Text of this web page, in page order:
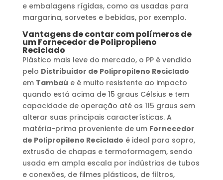
e embalagens rígidas, como as usadas para
margarina, sorvetes e bebidas, por exemplo.
Vantagens de contar com polímeros de
umFornecedor de Polipropileno
Reciclado
Plástico mais leve do mercado, o PP é vendido
pelo Distribuidor de Polipropileno Reciclado
em Tambaú e é muito resistente ao impacto
quando está acima de 15 graus Célsius e tem
capacidade de operação até os 115 graus sem
alterar suas principais características. A
matéria-prima proveniente de um Fornecedor
de Polipropileno Reciclado é ideal para sopro,
extrusão de chapas e termoformagem, sendo
usada em ampla escala por indústrias de tubos
e conexões, de filmes plásticos, de filtros,